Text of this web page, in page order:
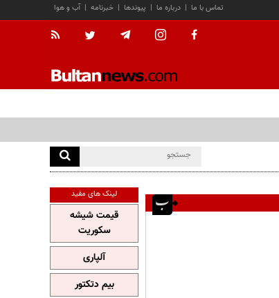
آب و هوا | خبرنامه | پیوندها | درباره ما | تماس با ما
لینک های مفید
قیمت شیشه
سکوریت
آلپاری
بیم دتکتور